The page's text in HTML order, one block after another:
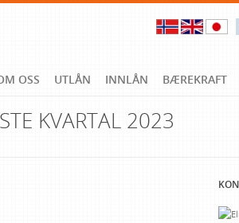
OSS UTLÅN INNLÅN BÆREKRAFT
KVARTAL 2023